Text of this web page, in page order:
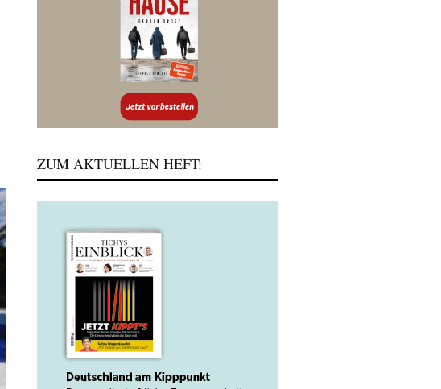
ZUM AKTUELLEN HEFT: